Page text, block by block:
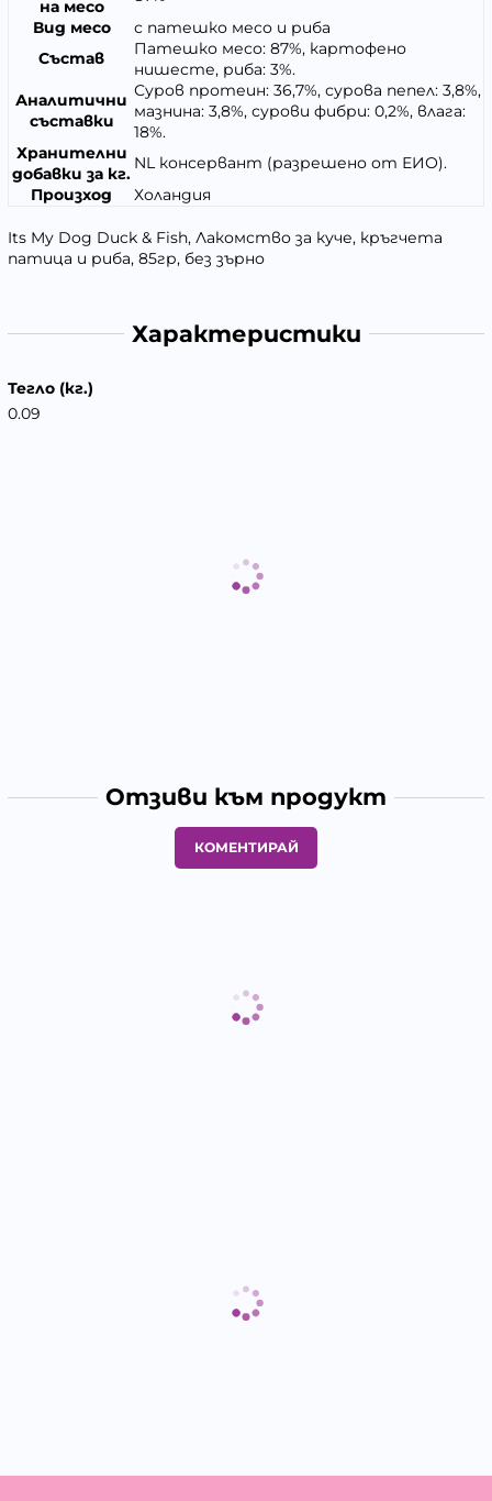
на месо
Вид месо
с патешко месо и риба
Състав
Патешко месо: 87%, картофено
нишесте, риба: 3%.
Аналитични
съставки
Суров протеин: 36,7%, сурова пепел: 3,8%,
мазнина: 3,8%, сурови фибри: 0,2%, влага:
18%.
Хранителни
добавки за кг.
NL консервант (разрешено от ЕИО).
Произход
Холандия
Its My Dog Duck & Fish, Лакомство за куче, кръгчета
патица и риба, 85гр, без зърно
Характеристики
Тегло (кг.)
0.09
Отзиви към продукт
КОМЕНТИРАЙ